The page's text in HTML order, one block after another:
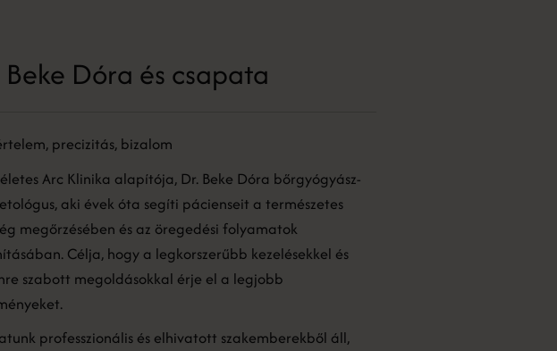
Beke Dóra és csapata
precizitás, bizalom
Arc Klinika alapítója, Dr. Beke Dóra bőrgyógyász-
aki évek óta segíti pácienseit a természetes
megőrzésében és az öregedési folyamatok
Célja, hogy a legkorszerűbb kezelésekkel és
szabott megoldásokkal érje el a legjobb
professzionális és elhivatott szakemberekből áll,